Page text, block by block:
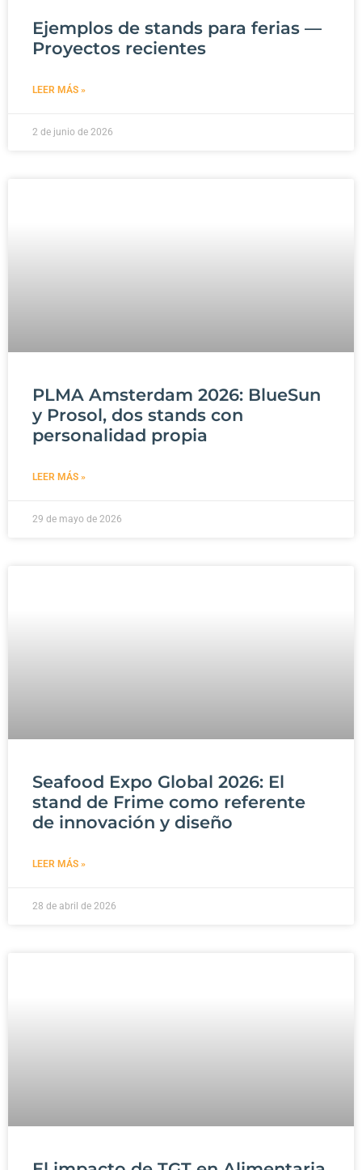
Ejemplos de stands para ferias —
Proyectos recientes
LEER MÁS »
2 de junio de 2026
PLMA Amsterdam 2026: BlueSun
y Prosol, dos stands con
personalidad propia
LEER MÁS »
29 de mayo de 2026
Seafood Expo Global 2026: El
stand de Frime como referente
de innovación y diseño
LEER MÁS »
28 de abril de 2026